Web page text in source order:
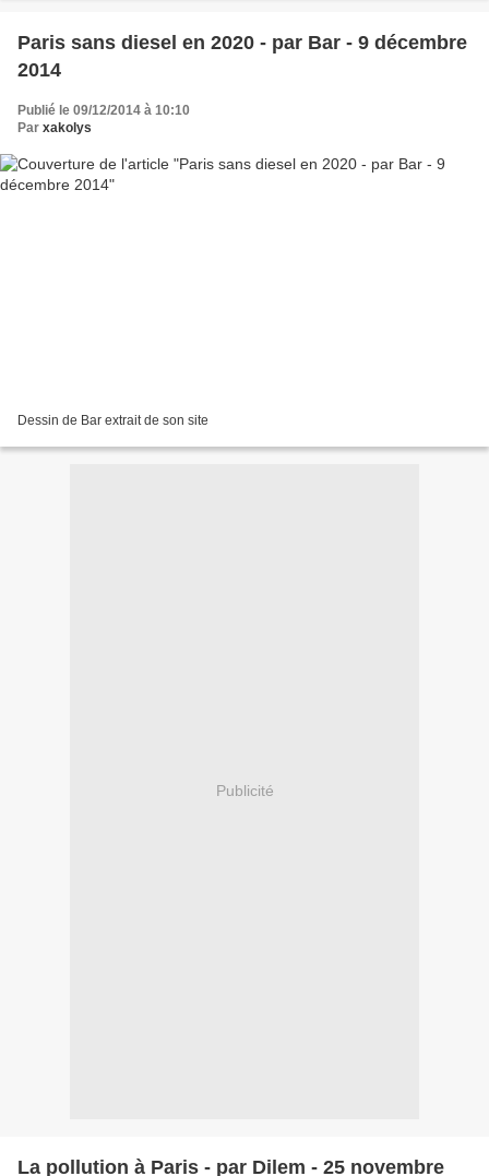
Paris sans diesel en 2020 - par Bar - 9 décembre
2014
Publié le 09/12/2014 à 10:10
Par xakolys
Dessin de Bar extrait de son site
Publicité
La pollution à Paris - par Dilem - 25 novembre